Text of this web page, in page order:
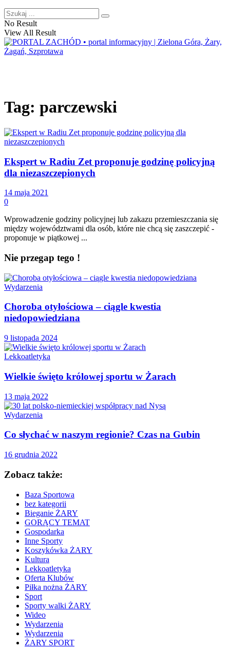
No Result
View All Result
Tag: parczewski
Ekspert w Radiu Zet proponuje godzinę policyjną
dla niezaszczepionych
14 maja 2021
0
Wprowadzenie godziny policyjnej lub zakazu przemieszczania się
między województwami dla osób, które nie chcą się zaszczepić -
proponuje w piątkowej ...
Nie przegap tego !
Wydarzenia
Choroba otyłościowa – ciągle kwestia
niedopowiedziana
9 listopada 2024
Lekkoatletyka
Wielkie święto królowej sportu w Żarach
13 maja 2022
Wydarzenia
Co słychać w naszym regionie? Czas na Gubin
16 grudnia 2022
Zobacz także:
Baza Sportowa
bez kategorii
Bieganie ŻARY
GORĄCY TEMAT
Gospodarka
Inne Sporty
Koszykówka ŻARY
Kultura
Lekkoatletyka
Oferta Klubów
Piłka nożna ŻARY
Sport
Sporty walki ŻARY
Wideo
Wydarzenia
Wydarzenia
ŻARY SPORT